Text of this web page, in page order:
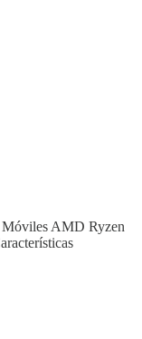
Móviles AMD Ryzen